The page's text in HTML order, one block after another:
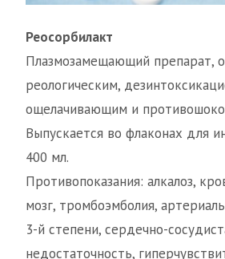
Реосорбилакт
Плазмозамещающий препарат,
реологическим,
ощелачивающим и
Выпускается во флаконах для
400 мл.
Противопоказания: алкалоз,
мозг, тромбоэмболия,
3-й степени, сердечно-
недостаточность,